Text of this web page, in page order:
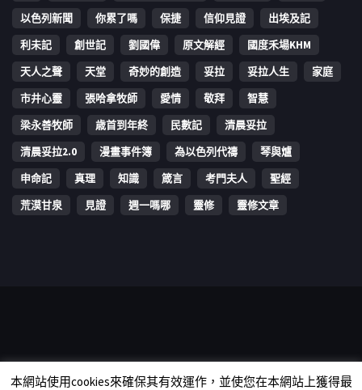
以色列新聞
你累了嗎 保捷 信仰見證
出埃及記
利未記
創世記 劉國偉 原文解經
國度禾場KHM
天人之聲
天堂 奇妙的創造 妥拉 妥拉人生
家庭
市井心靈
張哈拿牧師 愛情 敬拜
智慧
梁永善牧師
歳首到年終 民數記
清晨妥拉
清晨妥拉2.0
漫畫事件簿 為以色列代禱
琴與爐
申命記
真理 知識 箴言 考門夫人
聖經
荒漠甘泉
見證 週一嗎哪 靈修 靈修文章
本網站使用cookies來確保其有效運作，並使您在本網站上獲得最